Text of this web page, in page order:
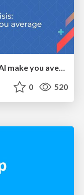
The SEO identity crisis: Don't let AI make you average
0 520